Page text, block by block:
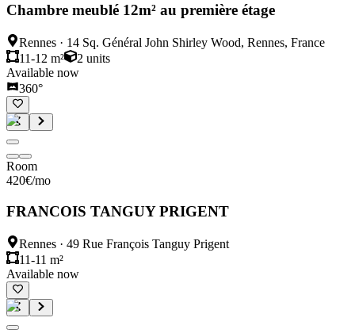
Chambre meublé 12m² au première étage
Rennes · 14 Sq. Général John Shirley Wood, Rennes, France
11-12 m²
2 units
Available now
360°
Room
420€/mo
FRANCOIS TANGUY PRIGENT
Rennes · 49 Rue François Tanguy Prigent
11-11 m²
Available now